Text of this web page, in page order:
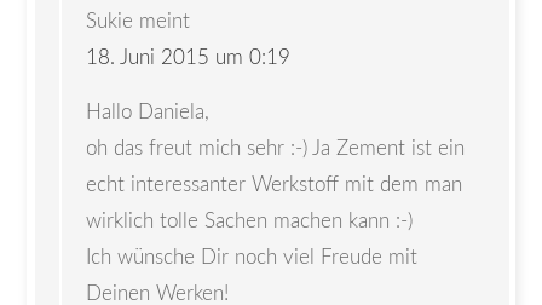
Sukie meint
18. Juni 2015 um 0:19
Hallo Daniela,
oh das freut mich sehr :-) Ja Zement ist ein
echt interessanter Werkstoff mit dem man
wirklich tolle Sachen machen kann :-)
Ich wünsche Dir noch viel Freude mit
Deinen Werken!